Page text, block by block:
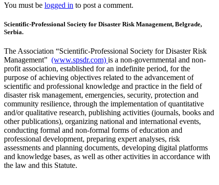
You must be logged in to post a comment.
Scientific-Professional Society for Disaster Risk Management, Belgrade,
Serbia.
The Association “Scientific-Professional Society for Disaster Risk
Management” (www.spsdr.com) is a non-governmental and non-
profit association, established for an indefinite period, for the
purpose of achieving objectives related to the advancement of
scientific and professional knowledge and practice in the field of
disaster risk management, emergencies, security, protection and
community resilience, through the implementation of quantitative
and/or qualitative research, publishing activities (journals, books and
other publications), organizing national and international events,
conducting formal and non-formal forms of education and
professional development, preparing expert analyses, risk
assessments and planning documents, developing digital platforms
and knowledge bases, as well as other activities in accordance with
the law and this Statute.